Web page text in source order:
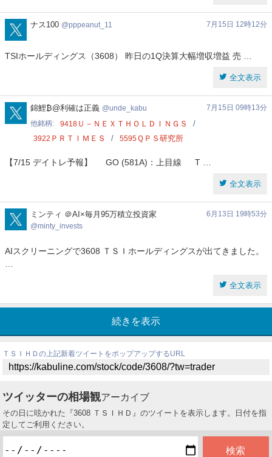
pppeanut_11
ナス100 pppeanut_11 7月15日 12時12分
TSIホールディングス（3608） 昨日の1Q決算大幅増収増益 売 …
全文表示
unde_kabu
錦鯉₿@利確は正義 unde_kabu
7月15日 09時13分
他銘柄
9418 Ｕ－ＮＥＸＴＨＯＬＤＩＮＧＳ
3922 ＰＲＴＩＭＥＳ 5595ＱＰＳ研究所
【7/15 デイトレ予報】 GO (581A)：上目線 T …
全文表示
minty_invests
ミンティ ＠AI×毎月95万積立投資家
minty_invests
6月13日 19時53分
AIスクリーニングで3608 ＴＳＩホールディングスが出てきました。
全文表示
続きを表示
ＴＳＩＨＤの上記新着ツイートをポップアップするURL
ツイッターの相場観アーカイブ
その日に呟かれた『3608 ＴＳＩＨＤ』のツイートを表示します。日付を指
定してご利用ください。